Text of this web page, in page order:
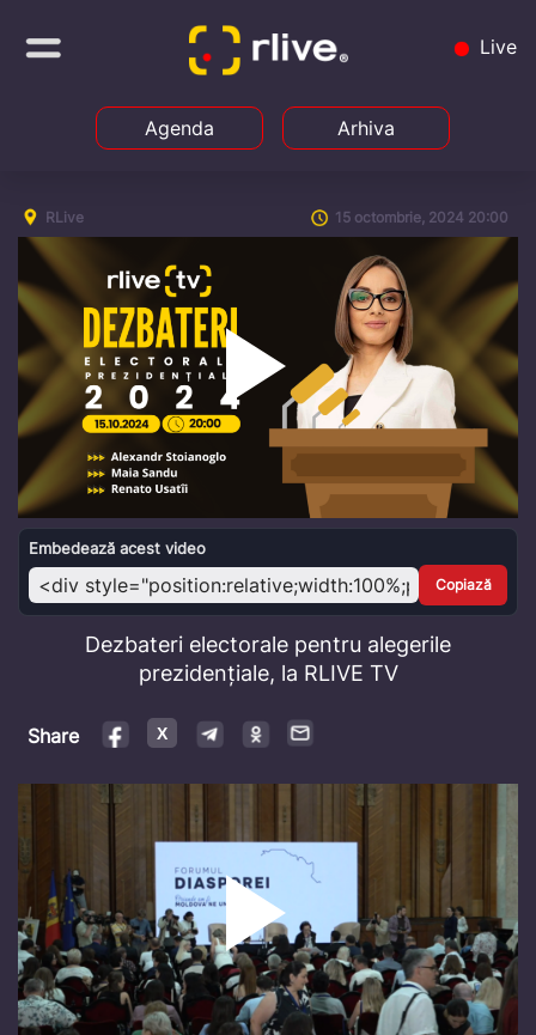
Live
Agenda Arhiva
RLive 15 octombrie, 2024 20:00
Play
Video
Embedează acest video
Copiază
Dezbateri electorale pentru alegerile
prezidențiale, la RLIVE TV
Share